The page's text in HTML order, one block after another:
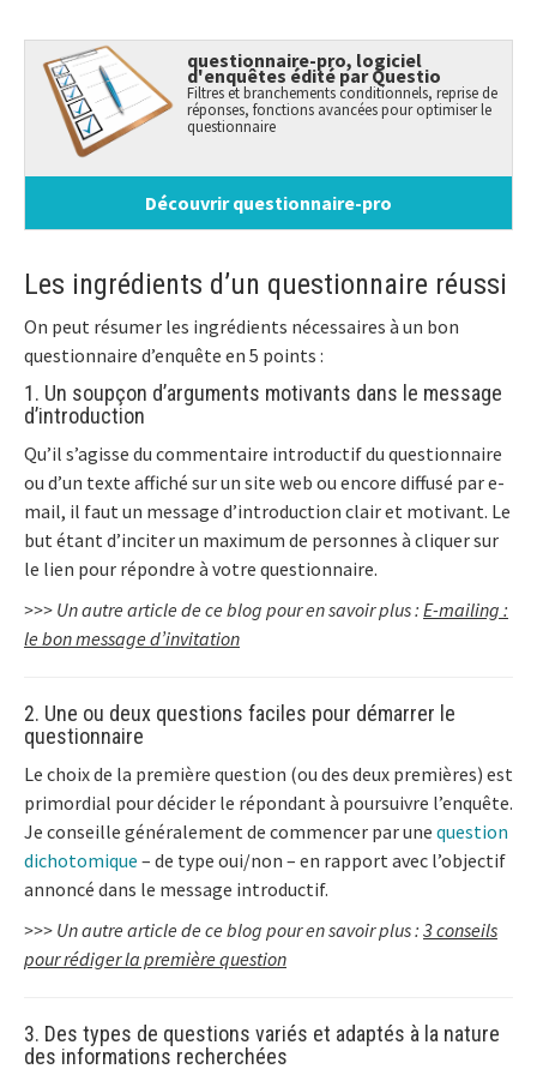
questionnaire-pro, logiciel
d'enquêtes édité par Questio
Filtres et branchements conditionnels, reprise de
réponses, fonctions avancées pour optimiser le
questionnaire
Découvrir questionnaire-pro
Les ingrédients d’un questionnaire réussi
On peut résumer les ingrédients nécessaires à un bon
questionnaire d’enquête en 5 points :
1. Un soupçon d’arguments motivants dans le message
d’introduction
Qu’il s’agisse du commentaire introductif du questionnaire
ou d’un texte affiché sur un site web ou encore diffusé par e-
mail, il faut un message d’introduction clair et motivant. Le
but étant d’inciter un maximum de personnes à cliquer sur
le lien pour répondre à votre questionnaire.
>>> Un autre article de ce blog pour en savoir plus : E-mailing :
le bon message d’invitation
2. Une ou deux questions faciles pour démarrer le
questionnaire
Le choix de la première question (ou des deux premières) est
primordial pour décider le répondant à poursuivre l’enquête.
Je conseille généralement de commencer par une question
dichotomique – de type oui/non – en rapport avec l’objectif
annoncé dans le message introductif.
>>> Un autre article de ce blog pour en savoir plus : 3 conseils
pour rédiger la première question
3. Des types de questions variés et adaptés à la nature
des informations recherchées